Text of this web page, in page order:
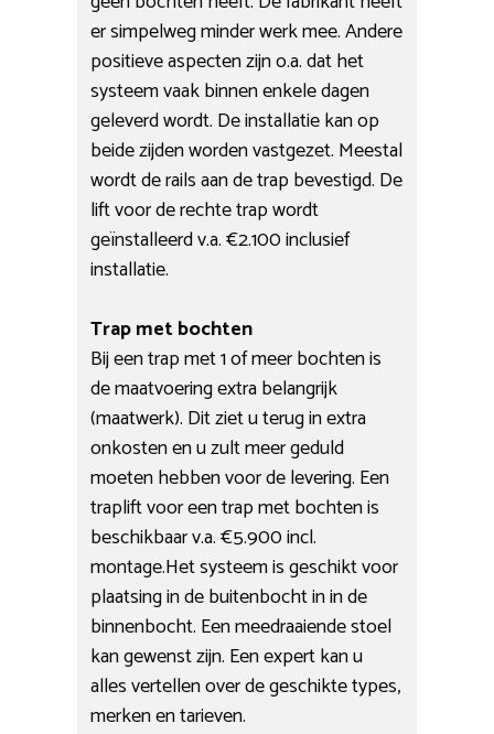
er simpelweg minder werk mee. Andere
positieve aspecten zijn o.a. dat het
systeem vaak binnen enkele dagen
geleverd wordt. De installatie kan op
beide zijden worden vastgezet. Meestal
wordt de rails aan de trap bevestigd. De
lift voor de rechte trap wordt
geïnstalleerd v.a. €2.100 inclusief
installatie.
Trap met bochten
Bij een trap met 1 of meer bochten is
de maatvoering extra belangrijk
(maatwerk). Dit ziet u terug in extra
onkosten en u zult meer geduld
moeten hebben voor de levering. Een
traplift voor een trap met bochten is
beschikbaar v.a. €5.900 incl.
montage.Het systeem is geschikt voor
plaatsing in de buitenbocht in in de
binnenbocht. Een meedraaiende stoel
kan gewenst zijn. Een expert kan u
alles vertellen over de geschikte types,
merken en tarieven.